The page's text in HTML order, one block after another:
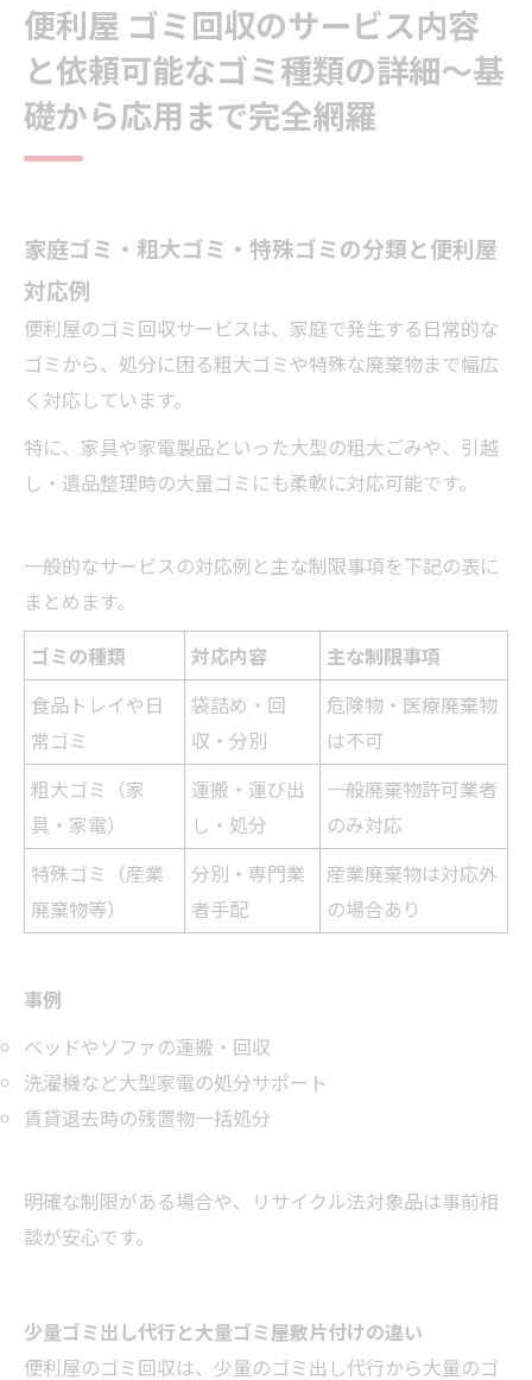
便利屋 ゴミ回収のサービス内容
と依頼可能なゴミ種類の詳細～基
礎から応用まで完全網羅
家庭ゴミ・粗大ゴミ・特殊ゴミの分類と便利屋
対応例
便利屋のゴミ回収サービスは、家庭で発生する日常的な
ゴミから、処分に困る粗大ゴミや特殊な廃棄物まで幅広
く対応しています。
特に、家具や家電製品といった大型の粗大ごみや、引越
し・遺品整理時の大量ゴミにも柔軟に対応可能です。
一般的なサービスの対応例と主な制限事項を下記の表に
まとめます。
ゴミの種類
対応内容
主な制限事項
食品トレイや日
常ゴミ
袋詰め・回
収・分別
危険物・医療廃棄物
は不可
粗大ゴミ（家
具・家電）
運搬・運び出
し・処分
一般廃棄物許可業者
のみ対応
特殊ゴミ（産業
廃棄物等）
分別・専門業
者手配
産業廃棄物は対応外
の場合あり
事例
ベッドやソファの運搬・回収
洗濯機など大型家電の処分サポート
賃貸退去時の残置物一括処分
明確な制限がある場合や、リサイクル法対象品は事前相
談が安心です。
少量ゴミ出し代行と大量ゴミ屋敷片付けの違い
便利屋のゴミ回収は、少量のゴミ出し代行から大量のゴ